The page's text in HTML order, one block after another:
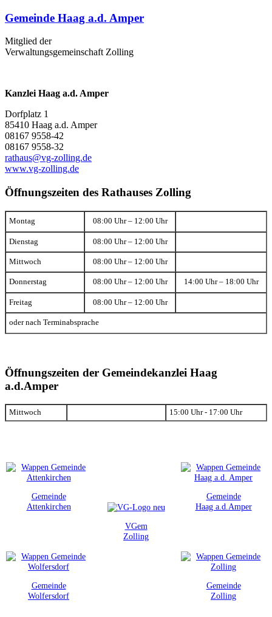
Gemeinde Haag a.d. Amper
Mitglied der
Verwaltungsgemeinschaft Zolling
Kanzlei Haag a.d. Amper
Dorfplatz 1
85410 Haag a.d. Amper
08167 9558-42
08167 9558-32
rathaus@vg-zolling.de
www.vg-zolling.de
Öffnungszeiten des Rathauses Zolling
Montag 08:00 Uhr – 12:00 Uhr
Dienstag 08:00 Uhr – 12:00 Uhr
Mittwoch 08:00 Uhr – 12:00 Uhr
Donnerstag 08:00 Uhr – 12:00 Uhr 14:00 Uhr – 18:00 Uhr
Freitag 08:00 Uhr – 12:00 Uhr
oder nach Terminabsprache
Öffnungszeiten der Gemeindekanzlei Haag
a.d.Amper
Mittwoch 15:00 Uhr - 17:00 Uhr
Gemeinde
Attenkirchen
VGem
Zolling
Gemeinde
Haag a.d.Amper
Gemeinde
Wolfersdorf
Gemeinde
Zolling